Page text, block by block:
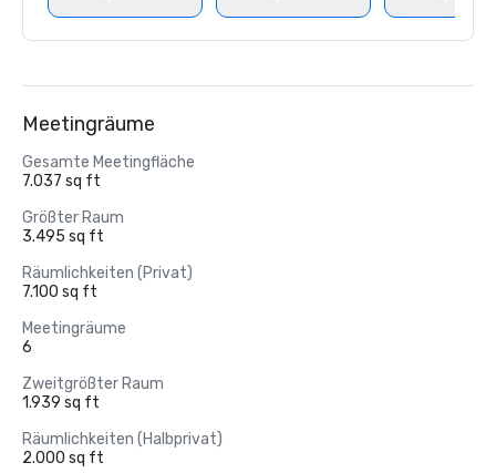
Meetingräume
Gesamte Meetingfläche
7.037 sq ft
Größter Raum
3.495 sq ft
Räumlichkeiten (Privat)
7.100 sq ft
Meetingräume
6
Zweitgrößter Raum
1.939 sq ft
Räumlichkeiten (Halbprivat)
2.000 sq ft